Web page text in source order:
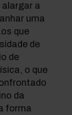
alargar a
uma
que
de
de
o que
da
forma